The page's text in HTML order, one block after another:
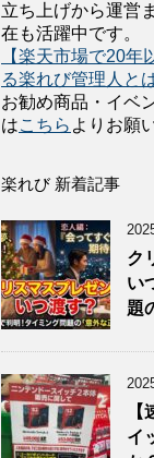
立ち上げから運営
在も活躍中です。
【楽天市場で20年
る楽れび管理人とは
お勧め商品・イベ
はこちら よりお願
楽れび 新着記事
ク
い
題
イ